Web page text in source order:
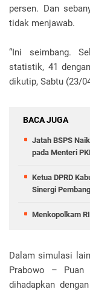
persen. Dan
tidak menjawab.
“Ini seimbang.
statistik, 41
dikutip, Sabtu (23/
BACA JUGA
Jatah BSPS
pada Menteri
Ketua DPRD
Sinergi
Menkopolkam
Dalam simulasi
Prabowo –
dihadapkan